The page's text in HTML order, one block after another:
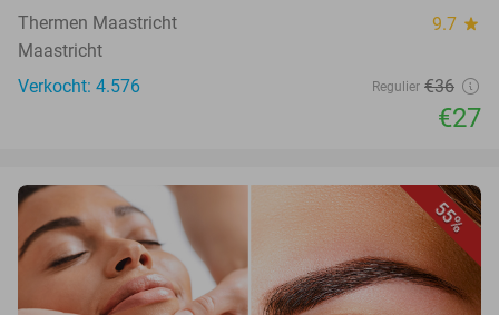
Thermen Maastricht 9.7 star
Maastricht
Verkocht: 4.576
Regulier €36
€27
55%